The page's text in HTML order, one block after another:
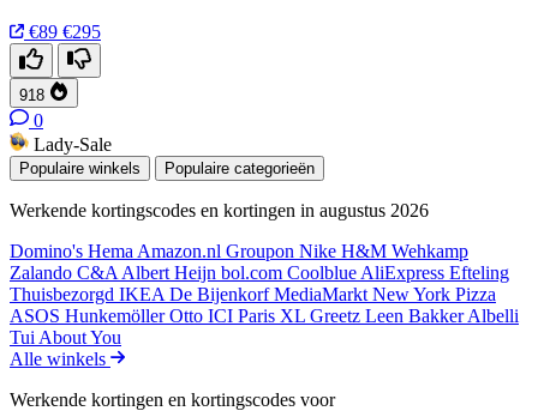
€89 €295
918
0
Lady-Sale
Populaire winkels Populaire categorieën
Werkende kortingscodes en kortingen in augustus 2026
Domino's Hema Amazon.nl Groupon Nike H&M Wehkamp
Zalando C&A Albert Heijn bol.com Coolblue AliExpress Efteling
Thuisbezorgd IKEA De BijenkorfMediaMarkt New York Pizza
ASOS HunkemöllerOtto ICI Paris XL Greetz Leen BakkerAlbelli
Tui About You
Alle winkels
Werkende kortingen en kortingscodes voor